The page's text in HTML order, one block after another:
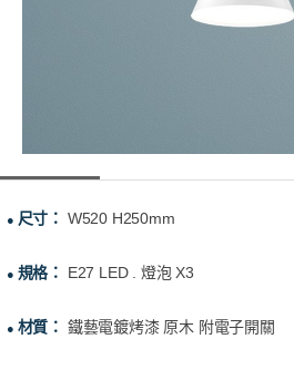
● 尺寸： W520 H250mm
● 規格： E27 LED . 燈泡 X3
● 材質： 鐵藝電鍍烤漆 原木 附電子開關